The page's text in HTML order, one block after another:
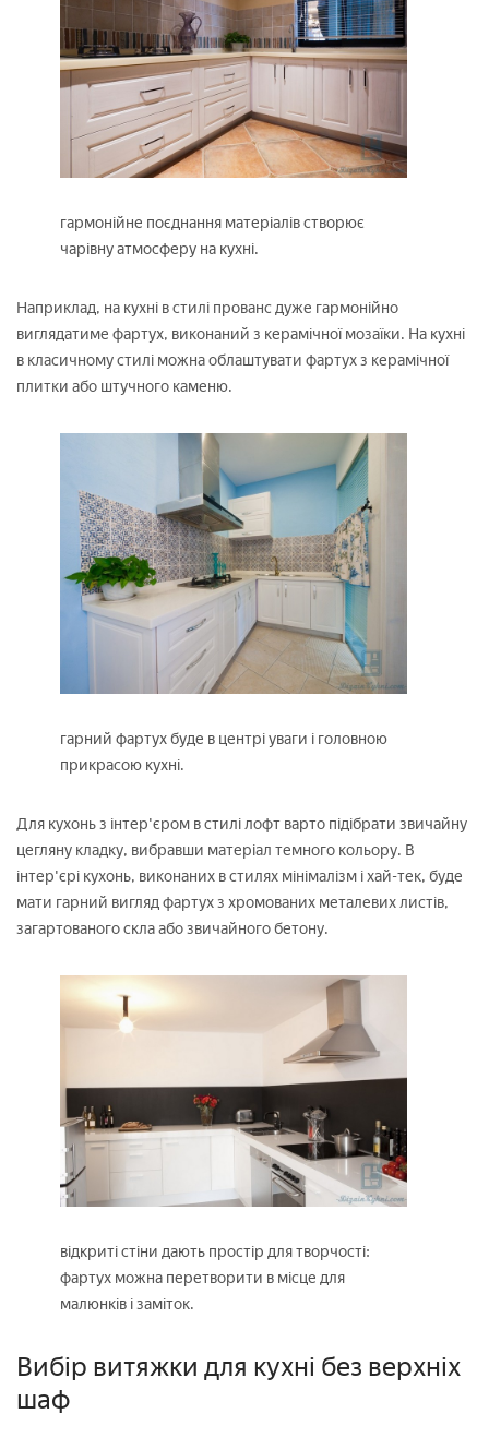
гармонійне поєднання матеріалів створює
чарівну атмосферу на кухні.
Наприклад, на кухні в стилі прованс дуже гармонійно
виглядатиме фартух, виконаний з керамічної мозаїки. На кухні
в класичному стилі можна облаштувати фартух з керамічної
плитки або штучного каменю.
гарний фартух буде в центрі уваги і головною
прикрасою кухні.
Для кухонь з інтер'єром в стилі лофт варто підібрати звичайну
цегляну кладку, вибравши матеріал темного кольору. В
інтер'єрі кухонь, виконаних в стилях мінімалізм і хай-тек, буде
мати гарний вигляд фартух з хромованих металевих листів,
загартованого скла або звичайного бетону.
відкриті стіни дають простір для творчості:
фартух можна перетворити в місце для
малюнків і заміток.
Вибір витяжки для кухні без верхніх
шаф